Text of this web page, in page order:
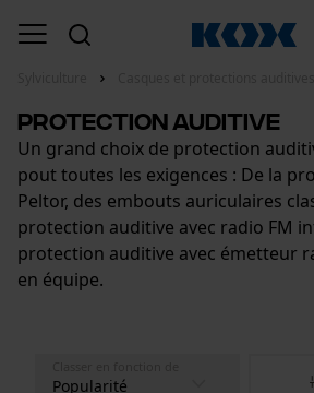
Protection auditive
Un grand choix de protection
pout toutes les exigences : De la
Peltor, des embouts auriculaires
protection auditive avec radio FM
protection auditive avec émetteur
en équipe.